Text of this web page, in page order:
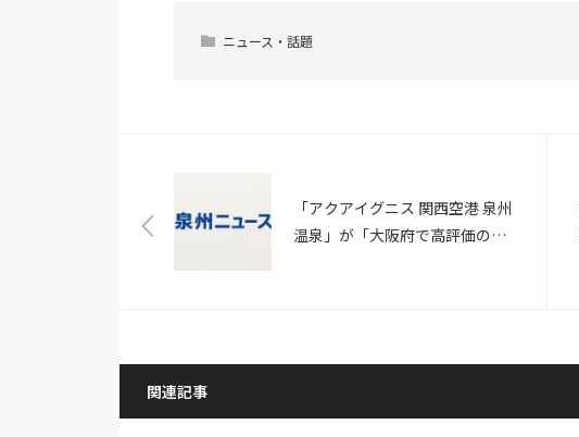
ニュース・話題
「アクアイグニス 関西空港 泉州
温泉」が「大阪府で高評価のス
関連記事